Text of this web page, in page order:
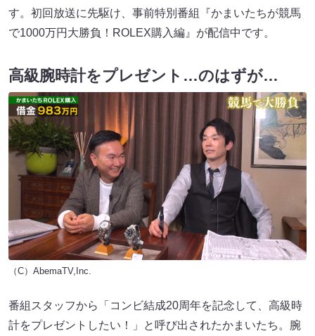
す。初回放送に先駆け、事前特別番組『かまいたちが競馬
で1000万円大勝負！ROLEX購入編』が配信中です。
高級腕時計をプレゼント…のはずが…
（C）AbemaTV,Inc.
番組スタッフから「コンビ結成20周年を記念して、高級時
計をプレゼントしたい！」と呼び出されたかまいたち。腕